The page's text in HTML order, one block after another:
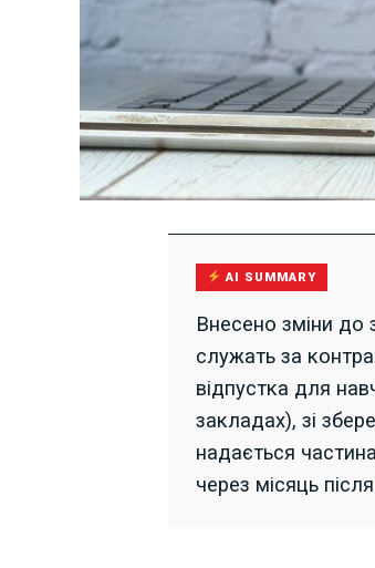
AI SUMMARY
Внесено зміни до
служать за
відпустка для
закладах), зі
надається
через місяць після